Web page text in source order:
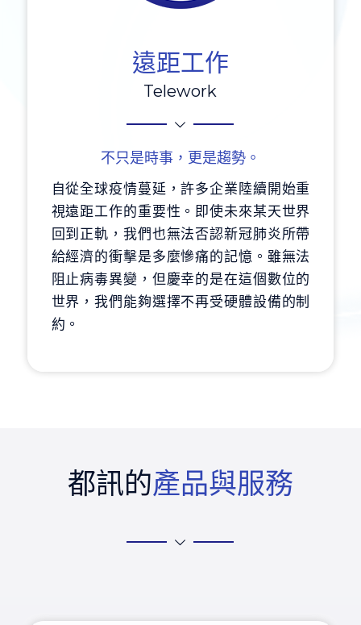
遠距工作
Telework
不只是時事，更是趨勢。
自從全球疫情蔓延，許多企業陸續開始重
視遠距工作的重要性。即使未來某天世界
回到正軌，我們也無法否認新冠肺炎所帶
給經濟的衝擊是多麼慘痛的記憶。雖無法
阻止病毒異變，但慶幸的是在這個數位的
世界，我們能夠選擇不再受硬體設備的制
約。
都訊的產品與服務